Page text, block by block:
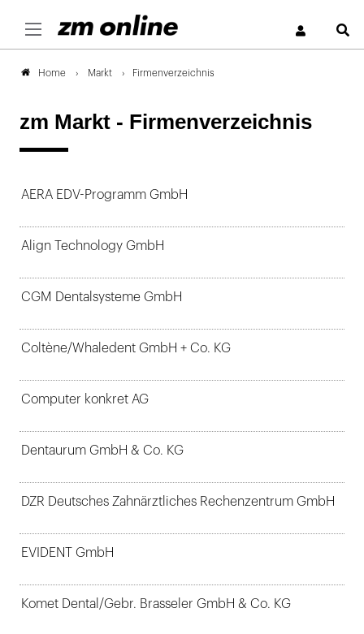
Home Markt Firmenverzeichnis
zm Markt - Firmenverzeichnis
AERA EDV-Programm GmbH
Align Technology GmbH
CGM Dentalsysteme GmbH
Coltène/Whaledent GmbH + Co. KG
Computer konkret AG
Dentaurum GmbH & Co. KG
DZR Deutsches Zahnärztliches Rechenzentrum GmbH
EVIDENT GmbH
Komet Dental/Gebr. Brasseler GmbH & Co. KG